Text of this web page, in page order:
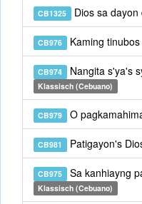
CB1325 Dios sa dayon
CB976 Kaming
CB974 Nangita s'ya's
Klassisch (Cebuano)
CB979 O
CB981 Patigayon's
CB975 Sa kanhiayng
Klassisch (Cebuano)